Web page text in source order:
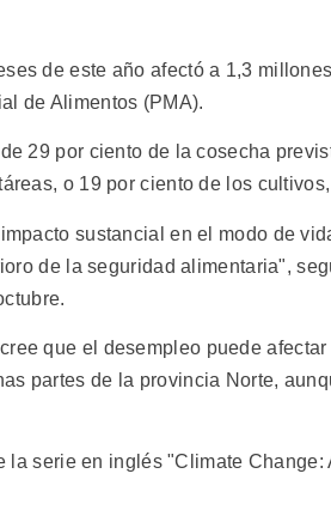
de este año afectó a 1,3
de Alimentos (PMA).
29 por ciento de la cosecha
o 19 por ciento de los
sustancial en el modo de
de la seguridad alimentaria",
que el desempleo puede
partes de la provincia Norte,
serie en inglés "Climate Change: